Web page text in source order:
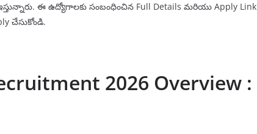
ఈ ఉద్యోగాలకు సంబంధించిన Full Details మరియు Apply Link
చేసుకోండి.
2026 Overview :